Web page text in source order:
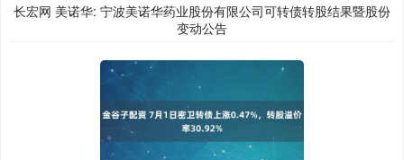
长宏网 美诺华: 宁波美诺华药业股份有限公司可转债转股结果暨股份
变动公告